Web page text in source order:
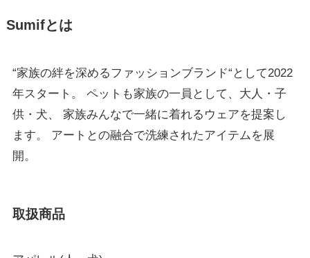
Sumifとは
“家族の絆を深めるファッションブランド“として2022
年スタート。 ペットも家族の一員として、大人・子
供・犬、 家族みんなで一緒に着れるウェアを提案し
ます。 アートとの融合で洗練されたアイテムを展
開。
取扱商品